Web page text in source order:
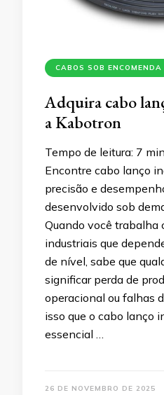
CABOS SOB ENCOMENDA
Adquira cabo
a Kabotron
Tempo de leitura: 7
Encontre cabo lanço
precisão e
desenvolvido sob
Quando você trabalha
industriais que
de nível, sabe que
significar perda de
operacional ou falhas
isso que o cabo lanço
essencial …
26 DE NOVEMBRO DE 2025